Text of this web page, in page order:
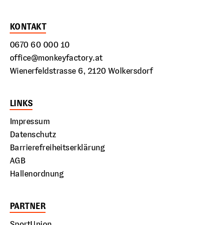
KONTAKT
0670 60 000 10
office@monkeyfactory.at
Wienerfeldstrasse 6, 2120 Wolkersdorf
LINKS
Impressum
Datenschutz
Barrierefreiheitserklärung
AGB
Hallenordnung
PARTNER